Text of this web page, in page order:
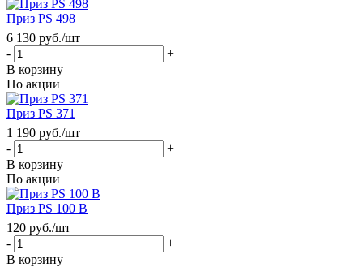
Приз PS 498
6 130 руб./шт
-
+
В корзину
По акции
Приз PS 371
1 190 руб./шт
-
+
В корзину
По акции
Приз PS 100 B
120 руб./шт
-
+
В корзину